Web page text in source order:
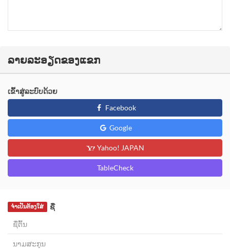
ລາຍລະອຽດຂອງແຂກ
ເຂົ້າສູ່ລະບົບດ້ວຍ
Facebook
Google
Yahoo! JAPAN
TableCheck
ຊື່
ຈຳເປັນຕ້ອງໃສ່